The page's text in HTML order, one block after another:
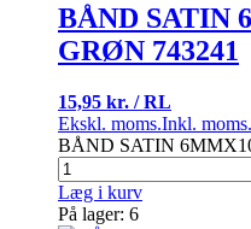
BÅND SATIN
GRØN 743241
15,95 kr. / RL
Ekskl. moms.Inkl. moms.
BÅND SATIN
Læg i kurv
På lager: 6